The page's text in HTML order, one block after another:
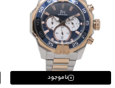
ناموجود